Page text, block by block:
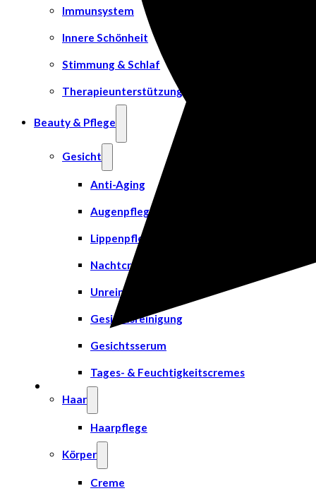
Immunsystem
Innere Schönheit
Stimmung & Schlaf
Therapieunterstützung
Beauty & Pflege
Gesicht
Anti-Aging
Augenpflege
Lippenpflege
Nachtcreme
Unreine Haut & Akne
Gesichtsreinigung
Gesichtsserum
Tages- & Feuchtigkeitscremes
Haar
Haarpflege
Körper
Creme